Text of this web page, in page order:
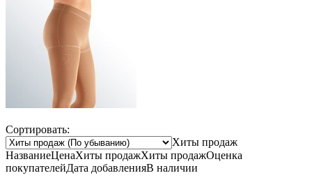
Сортировать:
Хиты продаж
НазваниеЦенаХиты продажХиты продажОценка
покупателейДата добавленияВ наличии